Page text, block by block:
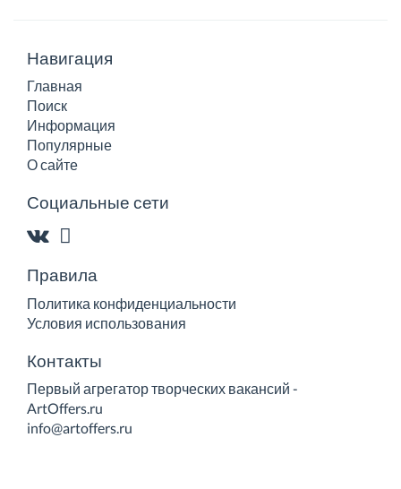
Навигация
Главная
Поиск
Информация
Популярные
О сайте
Социальные сети
Правила
Политика конфиденциальности
Условия использования
Контакты
Первый агрегатор творческих вакансий -
ArtOffers.ru
info@artoffers.ru